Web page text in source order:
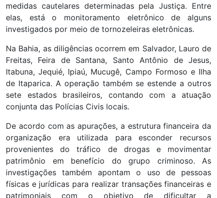
medidas cautelares determinadas pela Justiça. Entre
elas, está o monitoramento eletrônico de alguns
investigados por meio de tornozeleiras eletrônicas.
Na Bahia, as diligências ocorrem em Salvador, Lauro de
Freitas, Feira de Santana, Santo Antônio de Jesus,
Itabuna, Jequié, Ipiaú, Mucugê, Campo Formoso e Ilha
de Itaparica. A operação também se estende a outros
sete estados brasileiros, contando com a atuação
conjunta das Polícias Civis locais.
De acordo com as apurações, a estrutura financeira da
organização era utilizada para esconder recursos
provenientes do tráfico de drogas e movimentar
patrimônio em benefício do grupo criminoso. As
investigações também apontam o uso de pessoas
físicas e jurídicas para realizar transações financeiras e
patrimoniais com o objetivo de dificultar a